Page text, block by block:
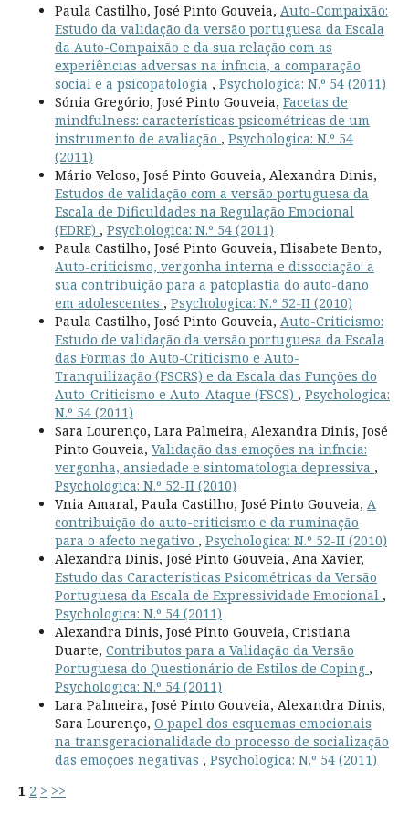
Paula Castilho, José Pinto Gouveia, Auto-Compaixão:
Estudo da validação da versão portuguesa da Escala
da Auto-Compaixão e da sua relação com as
experiências adversas na infncia, a comparação
social e a psicopatologia , Psychologica: N.º 54 (2011)
Sónia Gregório, José Pinto Gouveia, Facetas de
mindfulness: características psicométricas de um
instrumento de avaliação , Psychologica: N.º 54
(2011)
Mário Veloso, José Pinto Gouveia, Alexandra Dinis,
Estudos de validação com a versão portuguesa da
Escala de Dificuldades na Regulação Emocional
(EDRE) , Psychologica: N.º 54 (2011)
Paula Castilho, José Pinto Gouveia, Elisabete Bento,
Auto-criticismo, vergonha interna e dissociação: a
sua contribuição para a patoplastia do auto-dano
em adolescentes , Psychologica: N.º 52-II (2010)
Paula Castilho, José Pinto Gouveia, Auto-Criticismo:
Estudo de validação da versão portuguesa da Escala
das Formas do Auto-Criticismo e Auto-
Tranquilização (FSCRS) e da Escala das Funções do
Auto-Criticismo e Auto-Ataque (FSCS) , Psychologica:
N.º 54 (2011)
Sara Lourenço, Lara Palmeira, Alexandra Dinis, José
Pinto Gouveia, Validação das emoções na infncia:
vergonha, ansiedade e sintomatologia depressiva ,
Psychologica: N.º 52-II (2010)
Vnia Amaral, Paula Castilho, José Pinto Gouveia, A
contribuição do auto-criticismo e da ruminação
para o afecto negativo , Psychologica: N.º 52-II (2010)
Alexandra Dinis, José Pinto Gouveia, Ana Xavier,
Estudo das Características Psicométricas da Versão
Portuguesa da Escala de Expressividade Emocional ,
Psychologica: N.º 54 (2011)
Alexandra Dinis, José Pinto Gouveia, Cristiana
Duarte, Contributos para a Validação da Versão
Portuguesa do Questionário de Estilos de Coping ,
Psychologica: N.º 54 (2011)
Lara Palmeira, José Pinto Gouveia, Alexandra Dinis,
Sara Lourenço, O papel dos esquemas emocionais
na transgeracionalidade do processo de socialização
das emoções negativas , Psychologica: N.º 54 (2011)
1 2 > >>